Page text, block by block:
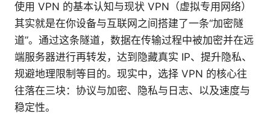
使用 VPN 的基本认知与现状 VPN（虚拟专用网络）
其实就是在你设备与互联网之间搭建了一条“加密隧
道”。通过这条隧道，数据在传输过程中被加密并在远
端服务器进行再转发，达到隐藏真实 IP、提升隐私、
规避地理限制等目的。现实中，选择 VPN 的核心往
往落在三块：协议与加密、隐私与日志、以及速度与
稳定性。